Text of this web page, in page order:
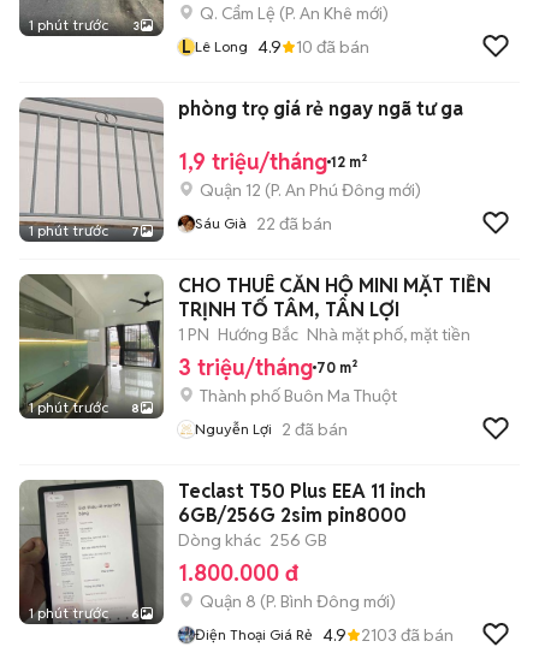
1 phút trước 3
Q. Cẩm Lệ (P. An Khê mới)
L Lê Long 4.9 10 đã bán
1 phút trước 7
phòng trọ giá rẻ ngay ngã tư ga
1,9 triệu/tháng 12 m²
Quận 12 (P. An Phú Đông mới)
Sáu Già 22 đã bán
1 phút trước 8
CHO THUÊ CĂN HỘ MINI MẶT TIỀN
TRỊNH TỐ TÂM, TÂN LỢI
1 PN Hướng Bắc Nhà mặt phố, mặt tiền
3 triệu/tháng 70 m²
Thành phố Buôn Ma Thuột
Nguyễn Lợi 2 đã bán
1 phút trước 6
Teclast T50 Plus EEA 11 inch
6GB/256G 2sim pin8000
Dòng khác 256 GB
1.800.000 đ
Quận 8 (P. Bình Đông mới)
Điện Thoại Giá Rẻ 4.9 2103 đã bán